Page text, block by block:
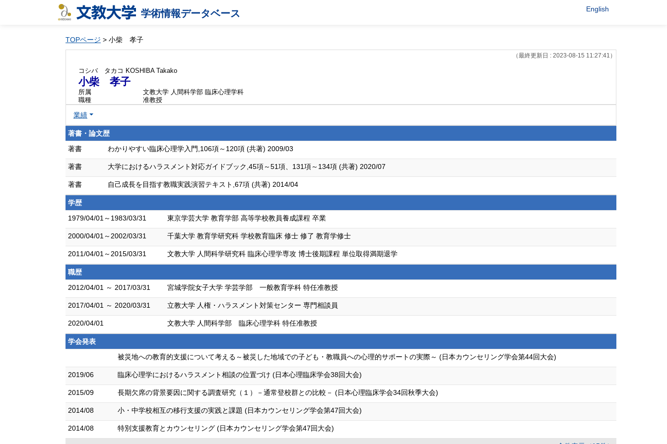
学術情報データベース English
TOPページ > 小柴 孝子
（最終更新日 : 2023-08-15 11:27:41）
コシバ タカコ KOSHIBA Takako
小柴 孝子
所属
文教大学 人間科学部 臨床心理学科
職種
准教授
業績
著書・論文歴
著書
わかりやすい臨床心理学入門,106項～120項 (共著) 2009/03
著書 大学におけるハラスメント対応ガイドブック,45項～51項、131項～134項 (共著) 2020/07
著書 自己成長を目指す教職実践演習テキスト,67項 (共著) 2014/04
学歴
1979/04/01～1983/03/31
東京学芸大学 教育学部 高等学校教員養成課程 卒業
2000/04/01～2002/03/31 千葉大学 教育学研究科 学校教育臨床 修士 修了 教育学修士
2011/04/01～2015/03/31 文教大学 人間科学研究科 臨床心理学専攻 博士後期課程 単位取得満期退学
職歴
2012/04/01 ～ 2017/03/31
宮城学院女子大学 学芸学部 一般教育学科 特任准教授
2017/04/01 ～ 2020/03/31 立教大学 人権・ハラスメント対策センター 専門相談員
2020/04/01 文教大学 人間科学部 臨床心理学科 特任准教授
学会発表
被災地への教育的支援について考える～被災した地域での子ども・教職員への心理的サポートの実際～ (日本カウンセリング学会第44回大会)
2019/06 臨床心理学におけるハラスメント相談の位置づけ (日本心理臨床学会38回大会)
2015/09 長期欠席の背景要因に関する調査研究（１）－通常登校群との比較－ (日本心理臨床学会34回秋季大会)
2014/08 小・中学校相互の移行支援の実践と課題 (日本カウンセリング学会第47回大会)
2014/08 特別支援教育とカウンセリング (日本カウンセリング学会第47回大会)